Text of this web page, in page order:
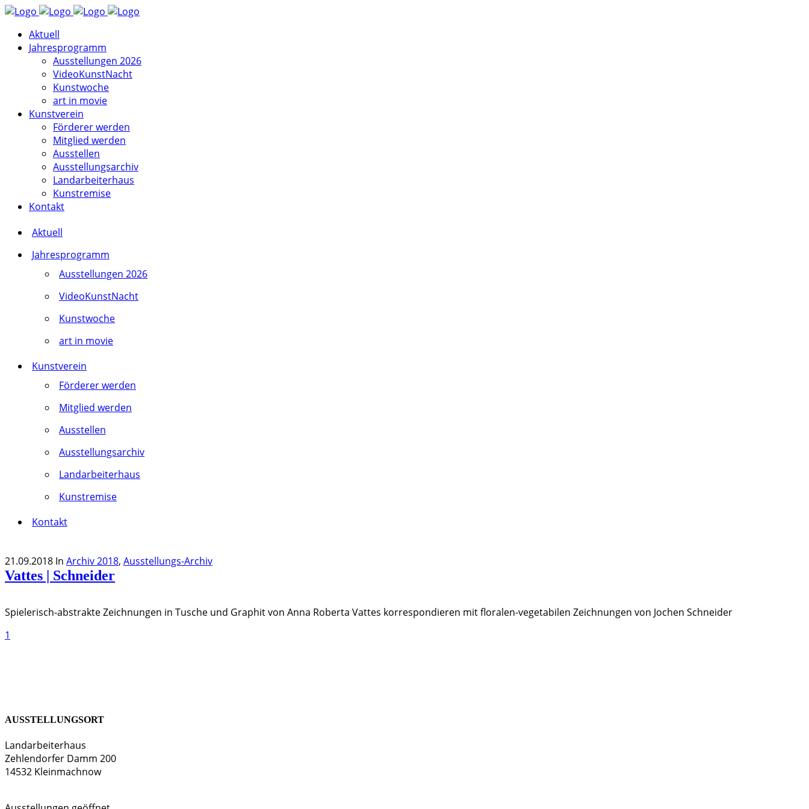
Aktuell
Jahresprogramm
Ausstellungen 2026
VideoKunstNacht
Kunstwoche
art in movie
Kunstverein
Förderer werden
Mitglied werden
Ausstellen
Ausstellungsarchiv
Landarbeiterhaus
Kunstremise
Kontakt
Aktuell
Jahresprogramm
Ausstellungen 2026
VideoKunstNacht
Kunstwoche
art in movie
Kunstverein
Förderer werden
Mitglied werden
Ausstellen
Ausstellungsarchiv
Landarbeiterhaus
Kunstremise
Kontakt
21.09.2018 In Archiv 2018, Ausstellungs-Archiv
Vattes | Schneider
Spielerisch-abstrakte Zeichnungen in Tusche und Graphit von Anna Roberta Vattes korrespondieren mit floralen-vegetabilen Zeichnungen von Jochen Schneider
1
AUSSTELLUNGSORT
Landarbeiterhaus
Zehlendorfer Damm 200
14532 Kleinmachnow